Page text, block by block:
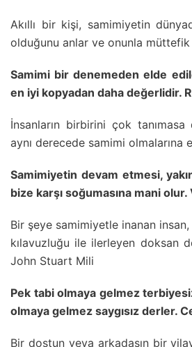
Akıllı bir kişi, samimiyetin
olduğunu anlar ve onunla
Samimi bir denemeden elde
en iyi kopyadan daha değerlidir.
İnsanların birbirini çok tanımasa
aynı derecede samimi olmalarına
Samimiyetin devam etmesi,
bize karşı soğumasına mani
Bir şeye samimiyetle inanan
kılavuzluğu ile ilerleyen doksan
John Stuart Mili
Pek tabi olmaya gelmez
olmaya gelmez saygısız derler.
Bir dostun veya arkadaşın bir